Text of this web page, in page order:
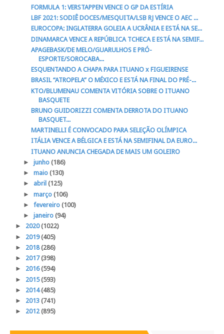
FORMULA 1: VERSTAPPEN VENCE O GP DA ESTÍRIA
LBF 2021: SODIÊ DOCES/MESQUITA/LSB RJ VENCE O AEC ...
EUROCOPA: INGLATERRA GOLEIA A UCRÂNIA E ESTÁ NA SE...
DINAMARCA VENCE A REPÚBLICA TCHECA E ESTÁ NA SEMIF...
APAGEBASK/DE MELO/GUARULHOS E PRÓ-
ESPORTE/SOROCABA...
ESQUENTANDO A CHAPA PARA ITUANO x FIGUEIRENSE
BRASIL “ATROPELA” O MÉXICO E ESTÁ NA FINAL DO PRÉ-...
KTO/BLUMENAU COMENTA VITÓRIA SOBRE O ITUANO
BASQUETE
BRUNO GUIDORIZZI COMENTA DERROTA DO ITUANO
BASQUET...
MARTINELLI É CONVOCADO PARA SELEÇÃO OLÍMPICA
ITÁLIA VENCE A BÉLGICA E ESTÁ NA SEMIFINAL DA EURO...
ITUANO ANUNCIA CHEGADA DE MAIS UM GOLEIRO
► junho (186)
► maio (130)
► abril (125)
► março (106)
► fevereiro (100)
► janeiro (94)
► 2020(1022)
► 2019(405)
► 2018(286)
► 2017(398)
► 2016(594)
► 2015(593)
► 2014(485)
► 2013 (741)
► 2012(895)